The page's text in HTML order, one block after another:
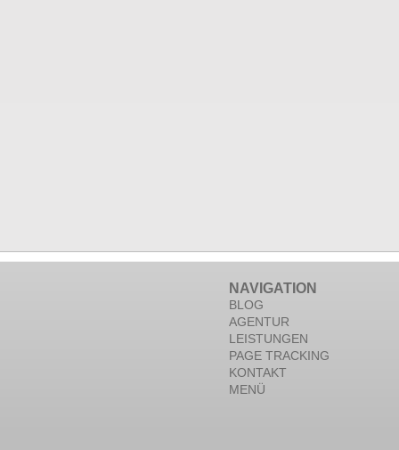
NAVIGATION
BLOG
AGENTUR
LEISTUNGEN
PAGE TRACKING
KONTAKT
MENÜ